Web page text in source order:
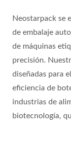
Neostarpack se
de embalaje
de máquinas
precisión.
diseñadas para
eficiencia de
industrias de
biotecnología,